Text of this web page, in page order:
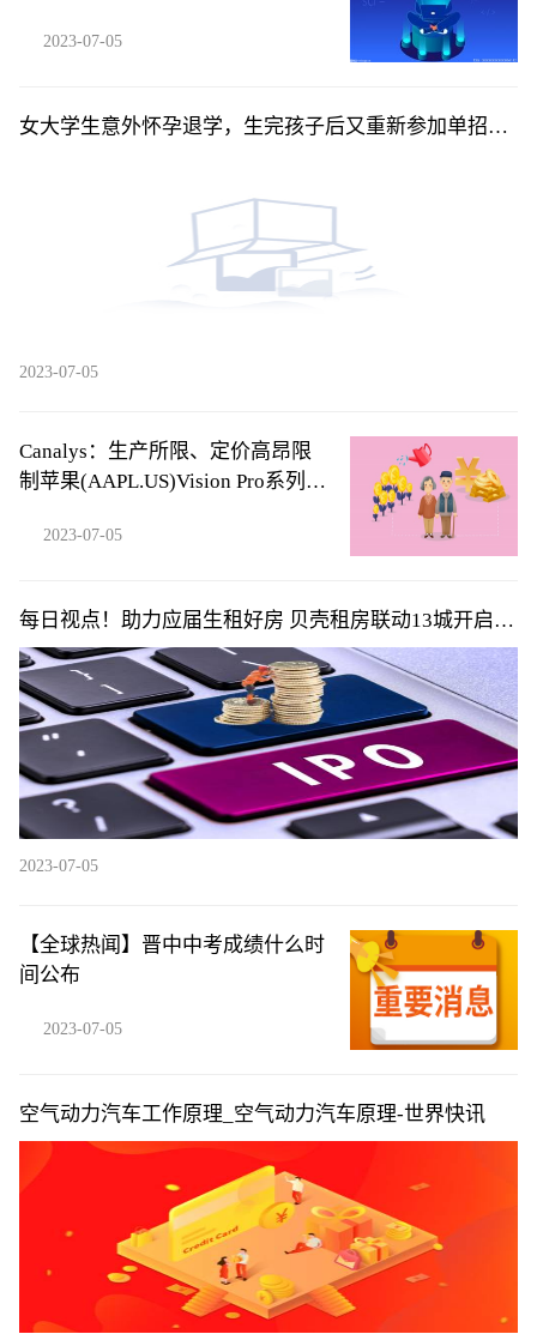
2023-07-05
女大学生意外怀孕退学，生完孩子后又重新参加单招考
2023-07-05
Canalys：生产所限、定价高昂限
制苹果(AAPL.US)Vision Pro系列首
2023-07-05
每日视点！助力应届生租好房 贝壳租房联动13城开启
“新青年计划”
2023-07-05
【全球热闻】晋中中考成绩什么时
间公布
2023-07-05
空气动力汽车工作原理_空气动力汽车原理-世界快讯